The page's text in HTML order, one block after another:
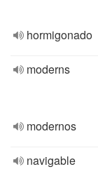
hormigonado
moderns
modernos
navigable